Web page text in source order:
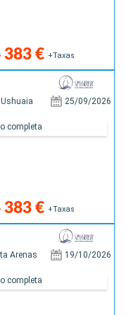
383 € +Taxas
Ushuaia 25/09/2026
383 € +Taxas
completa
Arenas 19/10/2026
completa